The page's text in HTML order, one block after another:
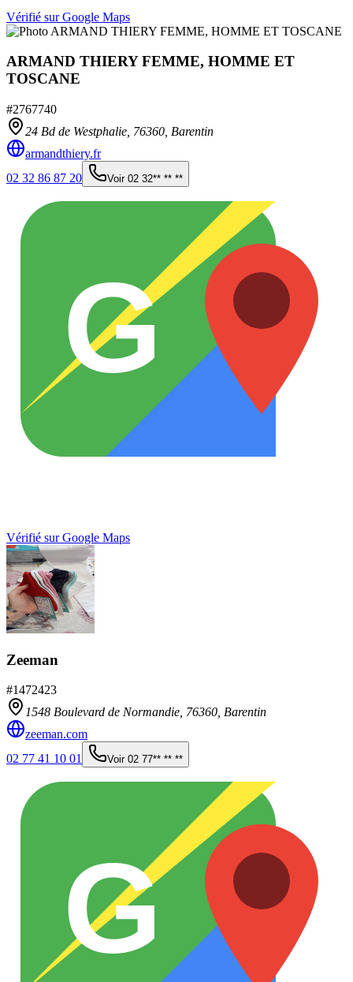
Vérifié sur Google Maps
ARMAND THIERY FEMME, HOMME ET
TOSCANE
#2767740
24 Bd de Westphalie, 76360 Barentin
armandthiery.fr
02 32 86 87 20
Voir 02 32** ** **
G
Vérifié sur Google Maps
Zeeman
#1472423
1548 Boulevard de Normandie, 76360, Barentin
zeeman.com
02 77 41 10 01
Voir 02 77** ** **
G